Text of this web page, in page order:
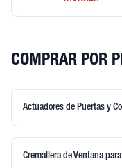
COMPRAR POR
Actuadores de Puertas y
Cremallera de Ventanapara